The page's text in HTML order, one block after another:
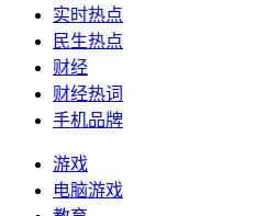
实时热点
民生热点
财经
财经热词
手机品牌
游戏
电脑游戏